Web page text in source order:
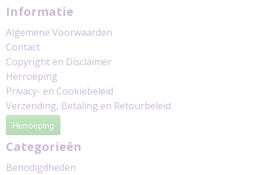
Informatie
Algemene Voorwaarden
Contact
Copyright en Disclaimer
Herroeping
Privacy- en Cookiebeleid
Verzending, Betaling en Retourbeleid
Herroeping
Categorieën
Benodigdheden